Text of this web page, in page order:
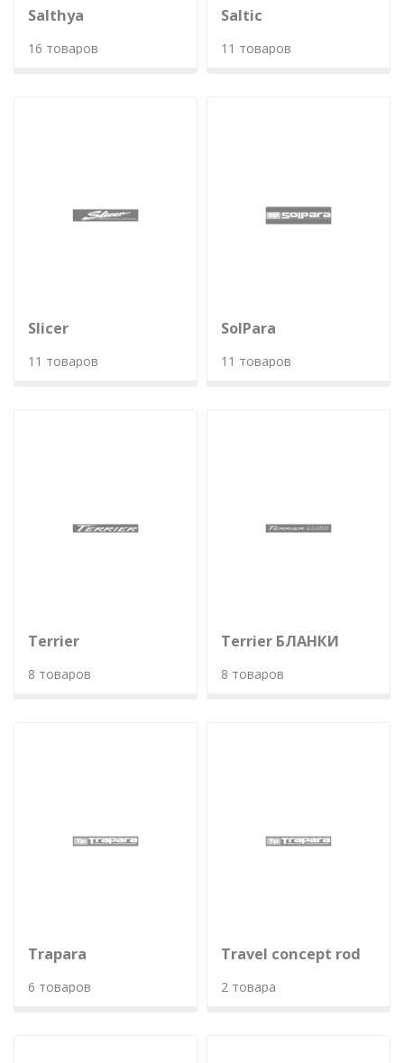
Salthya
16 товаров
Saltic
11 товаров
Slicer
11 товаров
SolPara
11 товаров
Terrier
8 товаров
Terrier БЛАНКИ
8 товаров
Trapara
6 товаров
Travel concept rod
2 товара